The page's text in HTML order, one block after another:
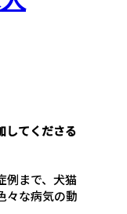
してくださる
例まで、犬猫
々な病気の動